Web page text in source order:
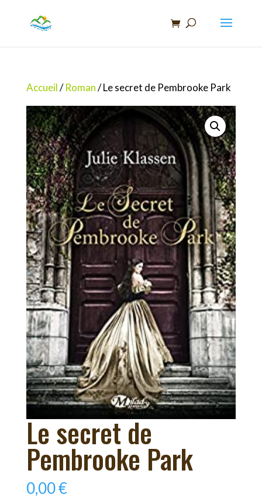
Accueil/Roman/ Le secret de Pembrooke Park
Le secret de
Pembrooke Park
0,00€